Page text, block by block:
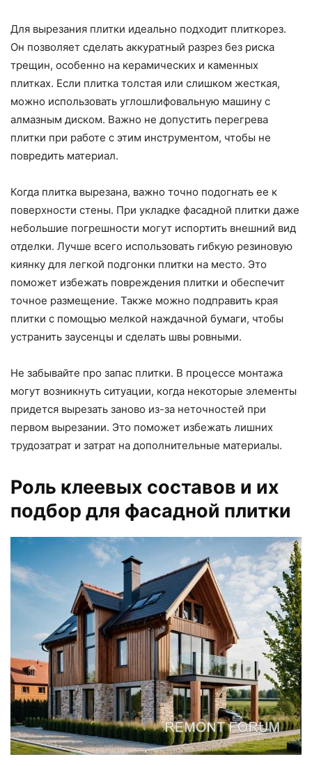
Для вырезания плитки идеально подходит плиткорез.
Он позволяет сделать аккуратный разрез без риска
трещин, особенно на керамических и каменных
плитках. Если плитка толстая или слишком жесткая,
можно использовать углошлифовальную машину с
алмазным диском. Важно не допустить перегрева
плитки при работе с этим инструментом, чтобы не
повредить материал.
Когда плитка вырезана, важно точно подогнать ее к
поверхности стены. При укладке фасадной плитки даже
небольшие погрешности могут испортить внешний вид
отделки. Лучше всего использовать гибкую резиновую
киянку для легкой подгонки плитки на место. Это
поможет избежать повреждения плитки и обеспечит
точное размещение. Также можно подправить края
плитки с помощью мелкой наждачной бумаги, чтобы
устранить заусенцы и сделать швы ровными.
Не забывайте про запас плитки. В процессе монтажа
могут возникнуть ситуации, когда некоторые элементы
придется вырезать заново из-за неточностей при
первом вырезании. Это поможет избежать лишних
трудозатрат и затрат на дополнительные материалы.
Роль клеевых составов и их
подбор для фасадной плитки